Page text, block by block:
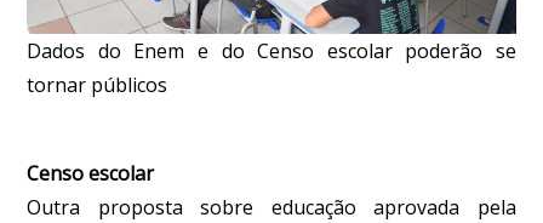
Dados do Enem e do Censo escolar poderão se
tornar públicos
Censo escolar
Outra proposta sobre educação aprovada pela